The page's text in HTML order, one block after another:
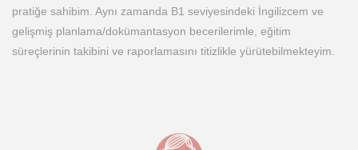
pratiğe sahibim. Aynı zamanda B1 seviyesindeki İngilizcem ve
gelişmiş planlama/dokümantasyon becerilerimle, eğitim
süreçlerinin takibini ve raporlamasını titizlikle yürütebilmekteyim.